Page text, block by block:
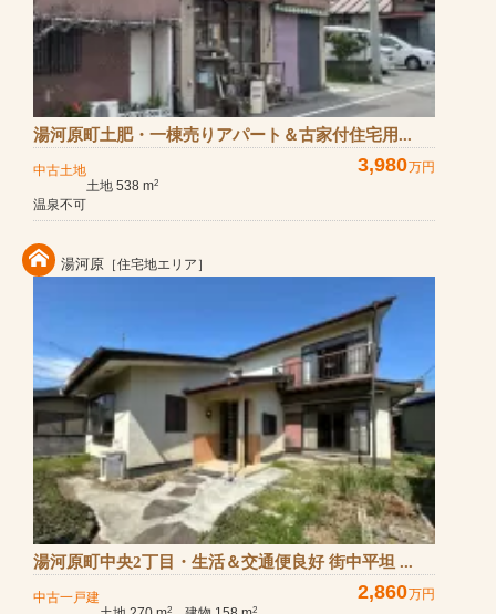
湯河原町土肥・一棟売りアパート＆古家付住宅用...
中古土地 3,980万円
土地 538 m2
温泉不可
湯河原 ［住宅地エリア］
湯河原町中央2丁目・生活＆交通便良好 街中平坦 ...
中古一戸建 2,860万円
2 2